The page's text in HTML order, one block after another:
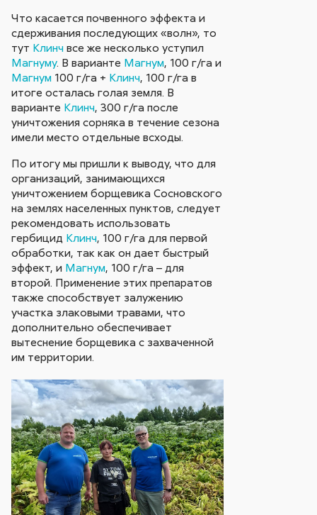
Что касается почвенного эффекта и
сдерживания последующих «волн», то
тут Клинч все же несколько уступил
Магнуму. В варианте Магнум, 100 г/га и
Магнум 100 г/га + Клинч, 100 г/га в
итоге осталась голая земля. В
варианте Клинч, 300 г/га после
уничтожения сорняка в течение сезона
имели место отдельные всходы.
По итогу мы пришли к выводу, что для
организаций, занимающихся
уничтожением борщевика Сосновского
на землях населенных пунктов, следует
рекомендовать использовать
гербицид Клинч, 100 г/га для первой
обработки, так как он дает быстрый
эффект, и Магнум, 100 г/га – для
второй. Применение этих препаратов
также способствует залужению
участка злаковыми травами, что
дополнительно обеспечивает
вытеснение борщевика с захваченной
им территории.